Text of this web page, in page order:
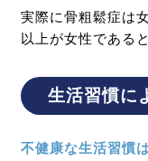
実際に骨粗鬆症は
以上が女性である
生活習慣に
不健康な生活習慣